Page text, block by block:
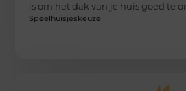
is om het dak van je huis goed te
Speelhuisjeskeuze